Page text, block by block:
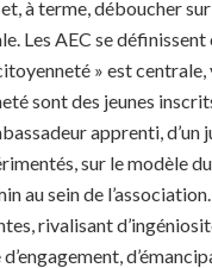
à terme, déboucher
Les AEC se
» est
sont des jeunes
apprenti, d’un
sur le modèle
au sein de
rivalisant